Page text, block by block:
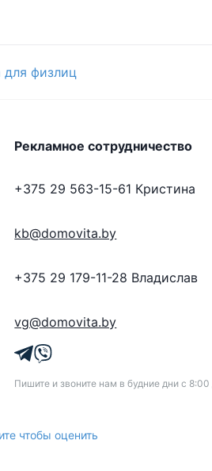
для физлиц
Рекламное сотрудничество
+375 29 563-15-61 Кристина
kb@domovita.by
+375 29 179-11-28 Владислав
vg@domovita.by
Пишите и звоните нам в будние дни с
чтобы оценить